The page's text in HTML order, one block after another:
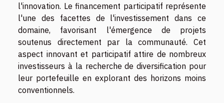
l'innovation. Le financement participatif représente
l'une des facettes de l'investissement dans ce
domaine, favorisant l'émergence de projets
soutenus directement par la communauté. Cet
aspect innovant et participatif attire de nombreux
investisseurs à la recherche de diversification pour
leur portefeuille en explorant des horizons moins
conventionnels.